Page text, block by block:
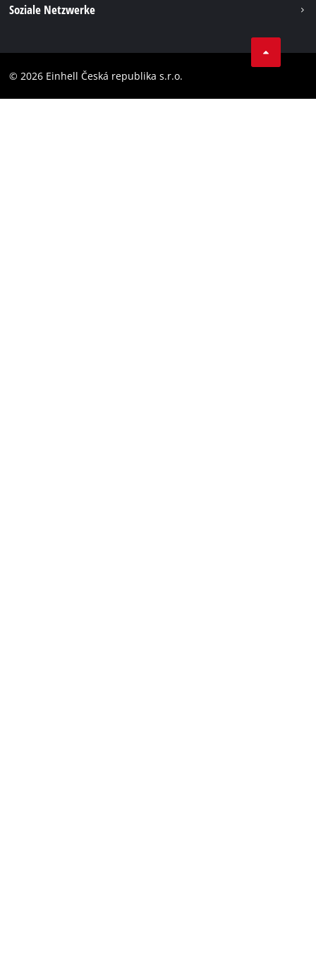
Barrierefreiheits-Erklärung
Soziale Netzwerke
Instagram
© 2026 Einhell Česká republika s.r.o.